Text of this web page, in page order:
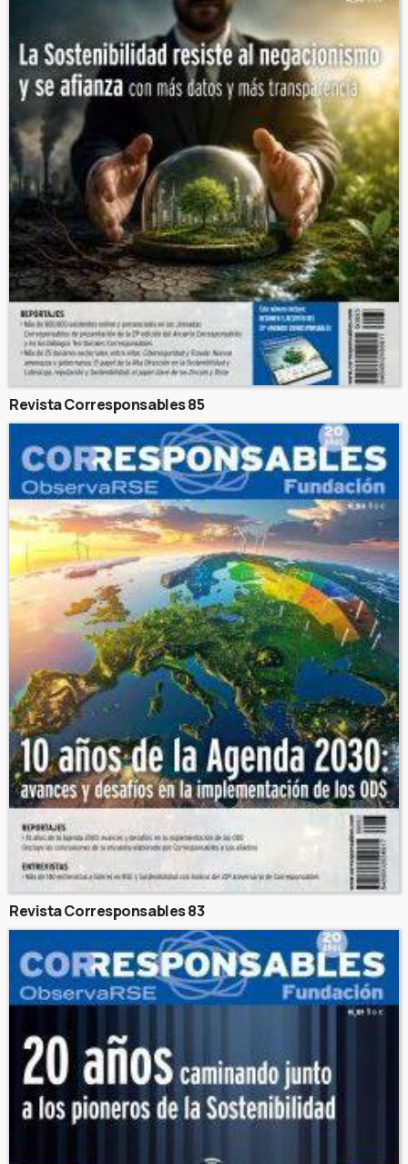
Revista Corresponsables 85
Revista Corresponsables 83